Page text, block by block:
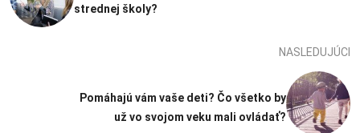
strednej školy?
NASLEDUJÚCI
Pomáhajú vám vaše deti? Čo všetko by
už vo svojom veku mali ovládať?